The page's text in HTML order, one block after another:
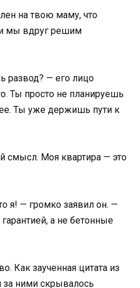
на твою маму, что
мы вдруг решим
развод? — его лицо
Ты просто не планируешь
Ты уже держишь пути к
смысл. Моя квартира — это
я! — громко заявил он. —
а не бетонные
Как заученная цитата из
ними скрывалось